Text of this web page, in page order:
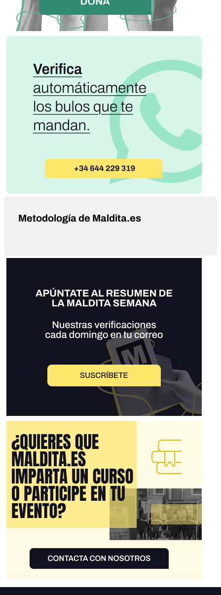
Metodología de Maldita.es